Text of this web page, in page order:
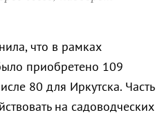
что в рамках
приобретено 109
80 для Иркутска. Часть
на садоводческих